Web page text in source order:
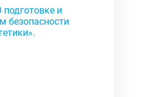
и
безопасности